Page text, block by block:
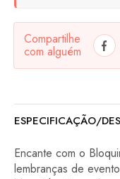
Compartilhe
com alguém
ESPECIFICAÇÃO/
Encante com o
lembranças de